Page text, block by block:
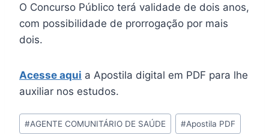
O Concurso Público terá validade de dois anos,
com possibilidade de prorrogação por mais
dois.
Acesse aqui a Apostila digital em PDF para lhe
auxiliar nos estudos.
Tags
#AGENTE COMUNITÁRIO DE SAÚDE #Apostila PDF